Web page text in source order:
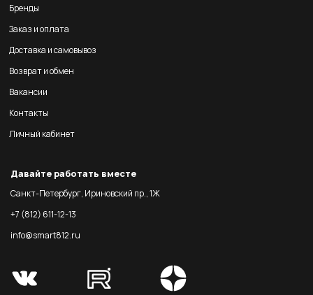
Бренды
Заказ и оплата
Доставка и самовывоз
Возврат и обмен
Вакансии
Контакты
Личный кабинет
Давайте работать вместе
Санкт-Петербург, Ириновский пр., 1Ж
+7 (812) 611-12-13
info@smart812.ru